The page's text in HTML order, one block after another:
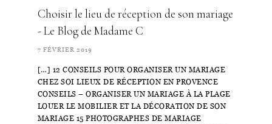
Choisir le lieu de réception de son mariage
- Le Blog de Madame C
7 FÉVRIER 2019
[…] 12 CONSEILS POUR ORGANISER UN MARIAGE
CHEZ SOI LIEUX DE RÉCEPTION EN PROVENCE
CONSEILS – ORGANISER UN MARIAGE À LA PLAGE
LOUER LE MOBILIER ET LA DÉCORATION DE SON
MARIAGE 15 PHOTOGRAPHES DE MARIAGE